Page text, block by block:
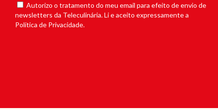
Autorizo o tratamento do meu email para efeito de envio de
newsletters da Teleculinária. Li e aceito expressamente a
Política de Privacidade.